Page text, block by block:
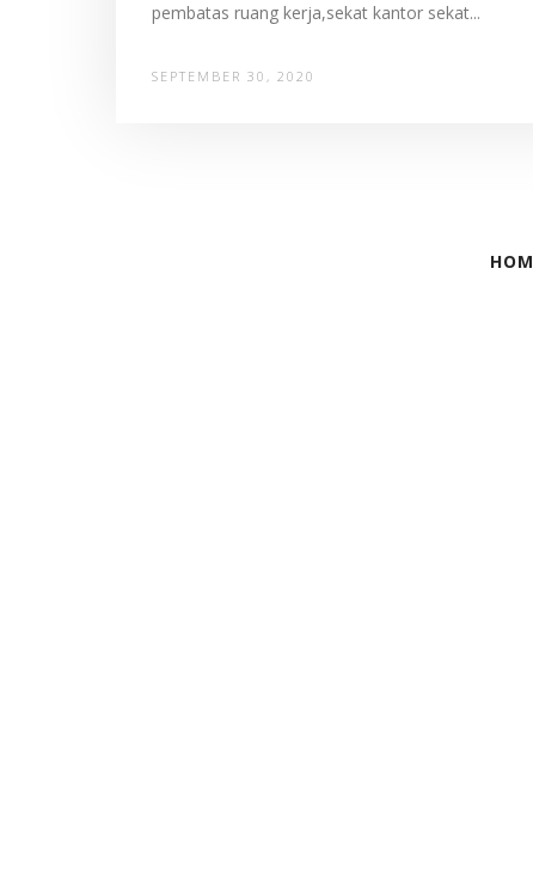
pembatas ruang kerja,sekat kantor sekat...
SEPTEMBER 30, 2020